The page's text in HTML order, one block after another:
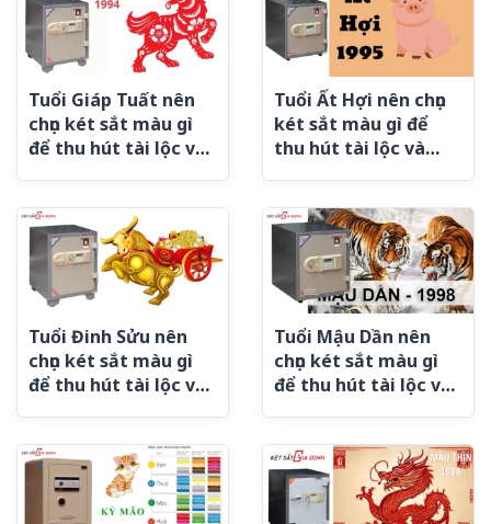
Tuổi Giáp Tuất nên
chọn két sắt màu gì
để thu hút tài lộc và
Tuổi Ất Hợi nên chọn
két sắt màu gì để
thu hút tài lộc và
Tuổi Đinh Sửu nên
chọn két sắt màu gì
để thu hút tài lộc và
Tuổi Mậu Dần nên
chọn két sắt màu gì
để thu hút tài lộc và